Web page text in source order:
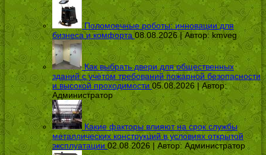
Поломоечные роботы: инновации для
бизнеса и комфорта 08.08.2026 | Автор:kmveg
Как выбрать двери для общественных
зданий с учётом требований пожарной безопасности
и высокой проходимости 05.08.2026 | Автор:
Администратор
Какие факторы влияют на срок службы
металлических конструкций в условиях открытой
эксплуатации 02.08.2026 | Автор: Администратор